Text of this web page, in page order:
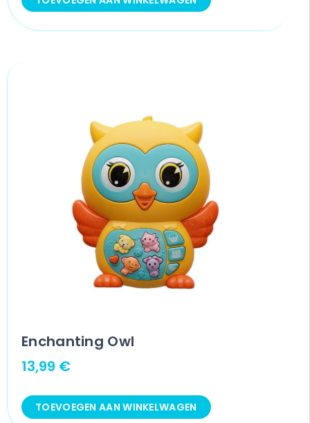
Enchanting Owl
13,99 €
TOEVOEGEN AAN WINKELWAGEN